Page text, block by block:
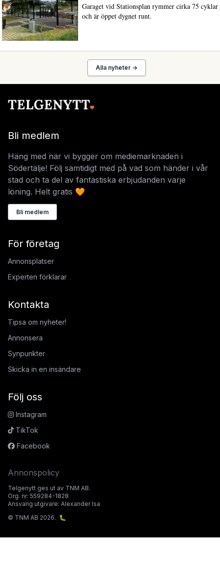
Garaget vid Stationsplan rymmer cirka 75 cyklar
och är öppet dygnet runt.
Alla nyheter →
Bli medlem
Häng med när vi bygger om mediemarknaden i
Södertälje! Följ samtidigt med på vad som händer i vår
stad och ta del av fantastiska erbjudanden varje
löning. Helt gratis 🧡
Bli medlem
För företag
Annonsplatser
Experten förklarar
Kontakta
Tipsa om nyheter!
Annonsera
Synpunkter
Skicka in en insändare
Följ oss
Instagram
TikTok
Facebook
Annonspolicy
Telgenytt ges ut av TNM AB.
Org. nr: 559284-1828
Ansvarig utgivare: Alexander Isa
© TNM AB 2026. 🐛